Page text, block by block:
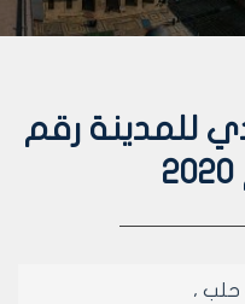
للمدينة رقم
حلب ،